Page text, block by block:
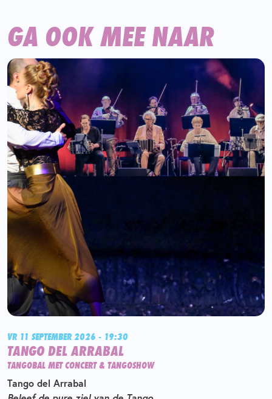
GA OOK MEE NAAR
VR 11 SEPTEMBER 2026 - 19:30
TANGO DEL ARRABAL
TANGOBAL MET CONCERT & TANGOSHOW
Tango del Arrabal